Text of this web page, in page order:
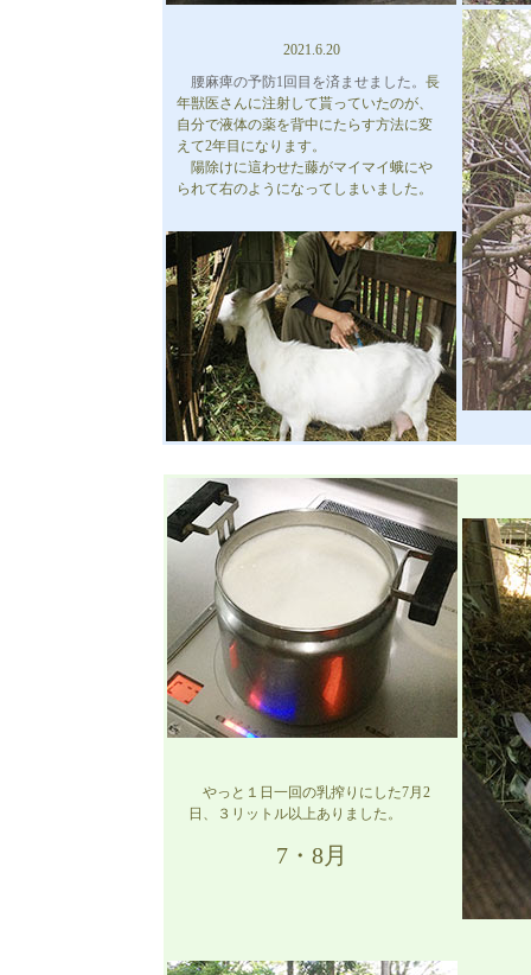
2021.6.20
腰麻痺の予防1回目を済ませました。 長
年獣医さんに注射して貰っていたのが、
自分で液体の薬を背中にたらす方法に変
えて2年目になります。
陽除けに這わせた藤がマイマイ蛾にや
られて右のようになってしまいました。
やっと１日一回の乳搾りにした7月2
日、３リットル以上ありました。
7・8月